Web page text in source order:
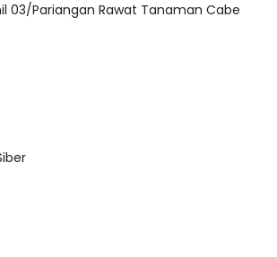
03/Pariangan Rawat Tanaman Cabe